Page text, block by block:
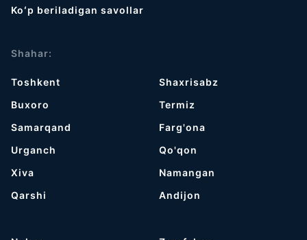
Koʻp beriladigan savollar
Shahar:
Toshkent
Buxoro
Samarqand
Urganch
Хiva
Qarshi
Shaxrisabz
Termiz
Farg'ona
Qo'qon
Namangan
Andijon